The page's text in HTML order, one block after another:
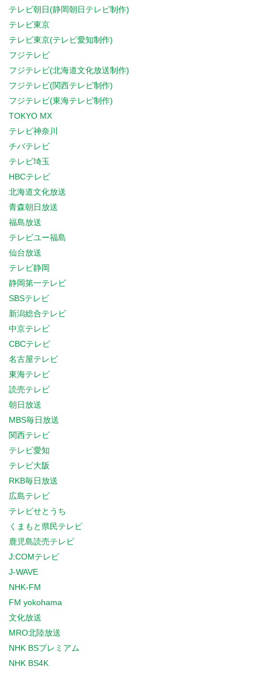
テレビ朝日(静岡朝日テレビ制作)
テレビ東京
テレビ東京(テレビ愛知制作)
フジテレビ
フジテレビ(北海道文化放送制作)
フジテレビ(関西テレビ制作)
フジテレビ(東海テレビ制作)
TOKYO MX
テレビ神奈川
チバテレビ
テレビ埼玉
HBCテレビ
北海道文化放送
青森朝日放送
福島放送
テレビユー福島
仙台放送
テレビ静岡
静岡第一テレビ
SBSテレビ
新潟総合テレビ
中京テレビ
CBCテレビ
名古屋テレビ
東海テレビ
読売テレビ
朝日放送
MBS毎日放送
関西テレビ
テレビ愛知
テレビ大阪
RKB毎日放送
広島テレビ
テレビせとうち
くまもと県民テレビ
鹿児島読売テレビ
J:COMテレビ
J-WAVE
NHK-FM
FM yokohama
文化放送
MRO北陸放送
NHK BSプレミアム
NHK BS4K